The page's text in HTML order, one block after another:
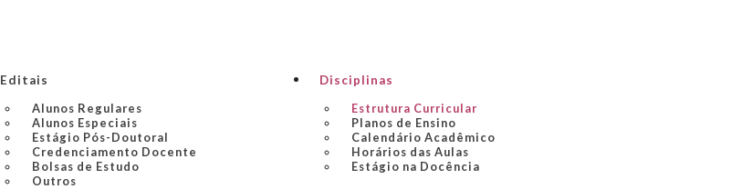
Editais
Alunos Regulares
Alunos Especiais
Estágio Pós-Doutoral
Credenciamento Docente
Bolsas de Estudo
Outros
Disciplinas
Estrutura Curricular
Planos de Ensino
Calendário Acadêmico
Horários das Aulas
Estágio na Docência